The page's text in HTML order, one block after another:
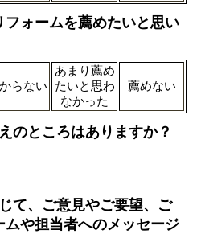
フォームを薦めたいと思い
らない
あまり薦め
たいと思わ
なかった
薦めない
のところはありますか？
て、ご意見やご要望、ご
や担当者へのメッセージ